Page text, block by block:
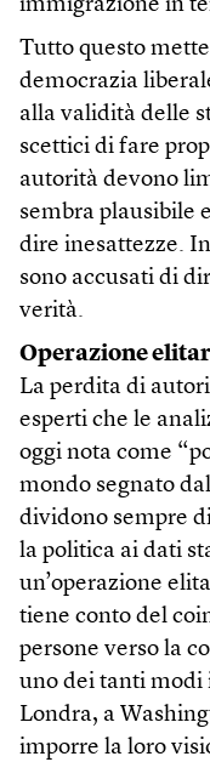
immigrazione in
Tutto questo
democrazia
alla validità delle
scettici di fare
autorità devono
sembra plausibile
dire inesattezze.
sono accusati di
verità.
Operazione
La perdita di
esperti che le
oggi nota come
mondo segnato
dividono sempre
la politica ai dati
un’operazione
tiene conto del
persone verso la
uno dei tanti modi
Londra, a
imporre la loro